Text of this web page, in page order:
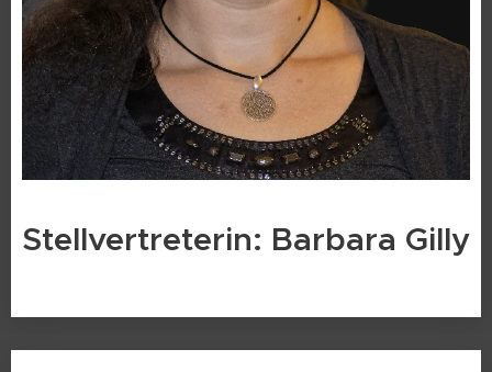
Stellvertreterin: Barbara Gilly